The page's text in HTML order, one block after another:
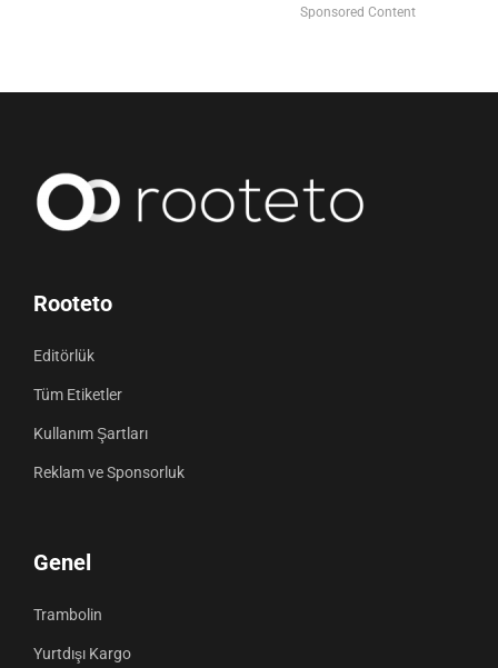
Sponsored Content
Rooteto
Editörlük
Tüm Etiketler
Kullanım Şartları
Reklam ve Sponsorluk
Genel
Trambolin
Yurtdışı Kargo